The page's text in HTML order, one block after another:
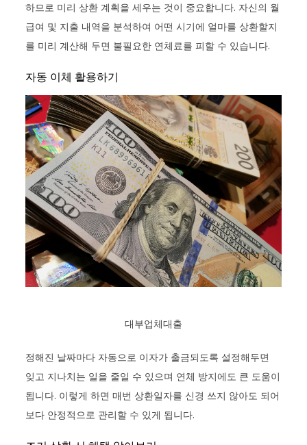
하므로 미리 상환 계획을 세우는 것이 중요합니다. 자신의 월
급여 및 지출 내역을 분석하여 어떤 시기에 얼마를 상환할지
를 미리 계산해 두면 불필요한 연체료를 피할 수 있습니다.
자동 이체 활용하기
대부업체대출
정해진 날짜마다 자동으로 이자가 출금되도록 설정해두면
잊고 지나치는 일을 줄일 수 있으며 연체 방지에도 큰 도움이
됩니다. 이렇게 하면 매번 상환일자를 신경 쓰지 않아도 되어
보다 안정적으로 관리할 수 있게 됩니다.